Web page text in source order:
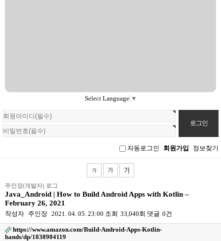
Select Language ▼
회
원
로
그
자동로그인 회원가입 정보찾기
주인장(개발자) 로그
Java_Android | How to Build Android Apps with Kotlin –
February 26, 2021
작성자 주인장 2021. 04. 05. 23:00 조회 33,040회 댓글 0건
https://www.amazon.com/Build-Android-Apps-Kotlin-
hands/dp/1838984119